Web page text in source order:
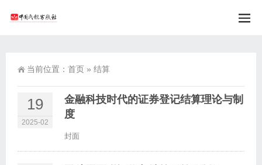
当前位置： 首页 » 结算
19
2025-02
金融科技时代的证券登记结算理论与制
度
封面